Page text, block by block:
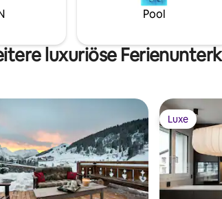
Annehmlichkeiten ist
in Zürich einzigartig.
moderne et
Pool
luxuriöse
Luxe
Luxe